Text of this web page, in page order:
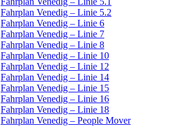
Fahrplan Venedig – Linie 5.2
Fahrplan Venedig – Linie 6
Fahrplan Venedig – Linie 7
Fahrplan Venedig – Linie 8
Fahrplan Venedig – Linie 10
Fahrplan Venedig – Linie 12
Fahrplan Venedig – Linie 14
Fahrplan Venedig – Linie 15
Fahrplan Venedig – Linie 16
Fahrplan Venedig – Linie 18
Fahrplan Venedig – People Mover